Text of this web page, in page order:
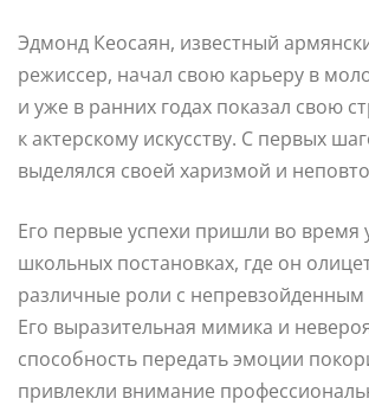
Эдмонд Кеосаян, известный
режиссер, начал свою карьеру в
и уже в ранних годах показал свою
к актерскому искусству. С первых
выделялся своей харизмой и
Его первые успехи пришли во время
школьных постановках, где он
различные роли с непревзойденным
Его выразительная мимика и
способность передать эмоции
привлекли внимание